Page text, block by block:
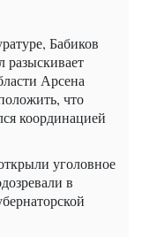
Бабиков
разыскивает
Арсена
что
координацией
уголовное
в